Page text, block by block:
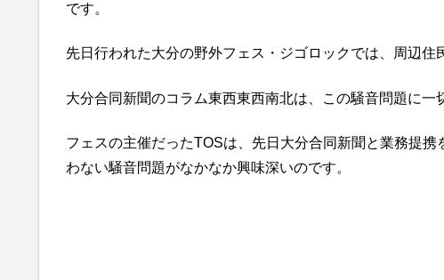
です。
先日行われた大分の野外フェス・ジゴロックでは、周辺住
大分合同新聞のコラム東西東西南北は、この騒音問題に一
フェスの主催だったTOSは、先日大分合同新聞と業務提
わない騒音問題がなかなか興味深いのです。